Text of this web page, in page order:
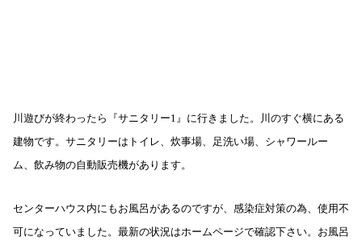
川遊びが終わったら『サニタリー1』に行きました。川のすぐ横にある
建物です。サニタリーはトイレ、炊事場、足洗い場、シャワールー
ム、飲み物の自動販売機があります。
センターハウス内にもお風呂があるのですが、感染症対策の為、使用不
可になっていました。最新の状況はホームページで確認下さい。お風呂